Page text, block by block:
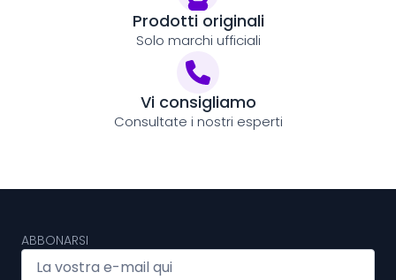
Prodotti originali
Solo marchi ufficiali
Vi consigliamo
Consultate i nostri esperti
ABBONARSI